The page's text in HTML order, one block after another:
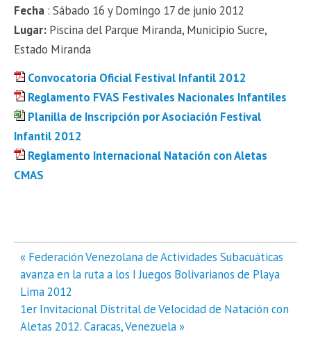
Fecha : Sábado 16 y Domingo 17 de junio 2012
Lugar: Piscina del Parque Miranda, Municipio Sucre,
Estado Miranda
Convocatoria Oficial Festival Infantil 2012
Reglamento FVAS Festivales Nacionales Infantiles
Planilla de Inscripción por Asociación Festival
Infantil 2012
Reglamento Internacional Natación con Aletas
CMAS
Navegación
de
entradas
« Federación Venezolana de Actividades Subacuáticas
avanza en la ruta a los I Juegos Bolivarianos de Playa
Lima 2012
1er Invitacional Distrital de Velocidad de Natación con
Aletas 2012. Caracas, Venezuela »